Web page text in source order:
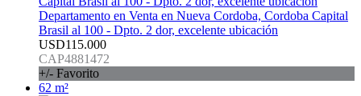
Departamento en Venta en Nueva Cordoba, Cordoba Capital
Brasil al 100 - Dpto. 2 dor, excelente ubicación
USD115.000
CAP4881472
+/- Favorito
62 m²